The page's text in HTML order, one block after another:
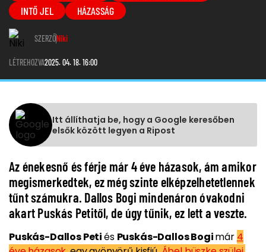
INTŐ JEL
HÁZASSÁG
SZERZŐNiki
LÉTREHOZVA2025. 04. 18. 16:00
Itt állíthatja be, hogy a Google keresőben
elsők között legyen a Ripost
Az énekesnő és férje már 4 éve házasok, ám amikor
megismerkedtek, ez még szinte elképzelhetetlennek
tűnt számukra. Dallos Bogi mindenáron óvakodni
akart Puskás Petitől, de úgy tűnik, ez lett a veszte.
Puskás-Dallos Petiés Puskás-Dallos Bogimár 4